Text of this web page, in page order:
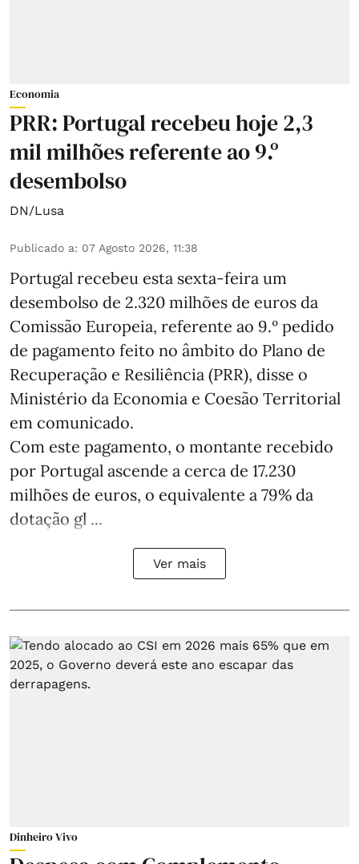
Economia
PRR: Portugal recebeu hoje 2,3
mil milhões referente ao 9.º
desembolso
DN/Lusa
Publicado a: 07 Agosto 2026, 11:38
Portugal recebeu esta sexta-feira um
desembolso de 2.320 milhões de euros da
Comissão Europeia, referente ao 9.º pedido
de pagamento feito no âmbito do Plano de
Recuperação e Resiliência (PRR), disse o
Ministério da Economia e Coesão Territorial
em comunicado.
Com este pagamento, o montante recebido
por Portugal ascende a cerca de 17.230
milhões de euros, o equivalente a 79% da
dotação gl ...
Ver mais
Dinheiro Vivo